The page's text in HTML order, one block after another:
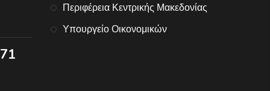
Περιφέρεια Κεντρικής Μακεδονίας
Υπουργείο Οικονομικών